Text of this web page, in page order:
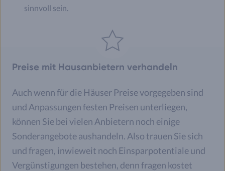
sinnvoll sein.
Preise mit Hausanbietern verhandeln
Auch wenn für die Häuser Preise vorgegeben sind
und Anpassungen festen Preisen unterliegen,
können Sie bei vielen Anbietern noch einige
Sonderangebote aushandeln. Also trauen Sie sich
und fragen, inwieweit noch Einsparpotentiale und
Vergünstigungen bestehen, denn fragen kostet